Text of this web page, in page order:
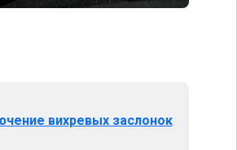
вихревых заслонок